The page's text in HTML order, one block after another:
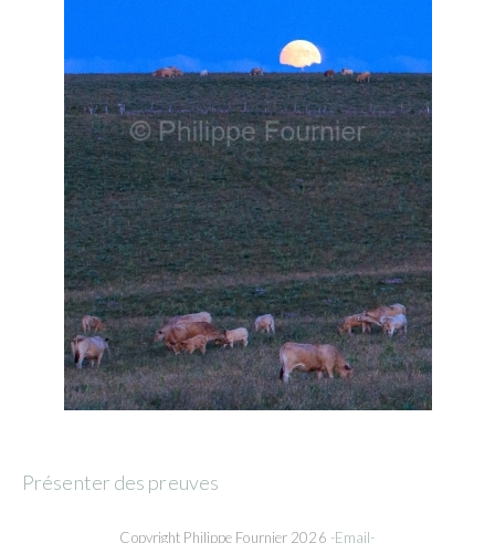
Présenter des preuves
Copyright Philippe Fournier 2026 -Email-